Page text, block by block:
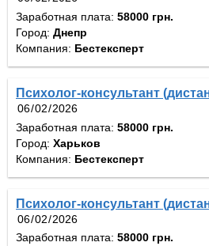
Заработная плата: 58000 грн.
Город: Днепр
Компания: Бестексперт
Психолог-консультант
Заработная плата: 58000 грн.
Город: Харьков
Компания: Бестексперт
Психолог-консультант
Заработная плата: 58000 грн.